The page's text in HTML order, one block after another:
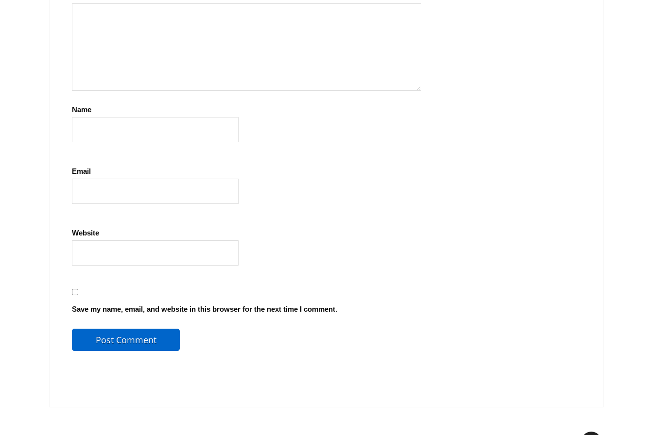
Name
Email
Website
Save my name, email, and website in this browser for the next time I comment.